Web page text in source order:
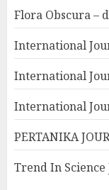
Flora Obscura –
International
International
International
PERTANIKA
Trend In